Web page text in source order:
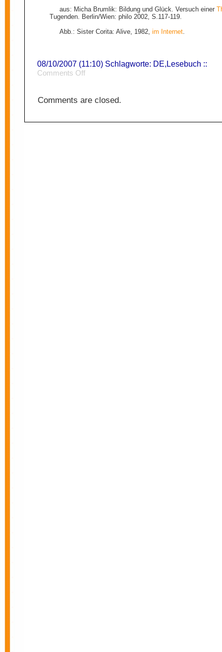
aus: Micha Brumlik: Bildung und Glück. Versuch einer
Tugenden. Berlin/Wien: philo 2002, S.117-119.
Abb.: Sister Corita: Alive, 1982, im Internet.
08/10/2007 (11:10) Schlagworte: DE, Lesebuch ::
Comments Offon
Comments are closed.